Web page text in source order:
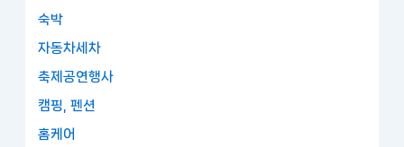
숙박
자동차세차
축제공연행사
캠핑, 펜션
홈케어